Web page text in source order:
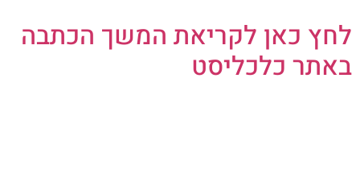
לחץ כאן לקריאת המשך הכתבה
באתר כלכליסט